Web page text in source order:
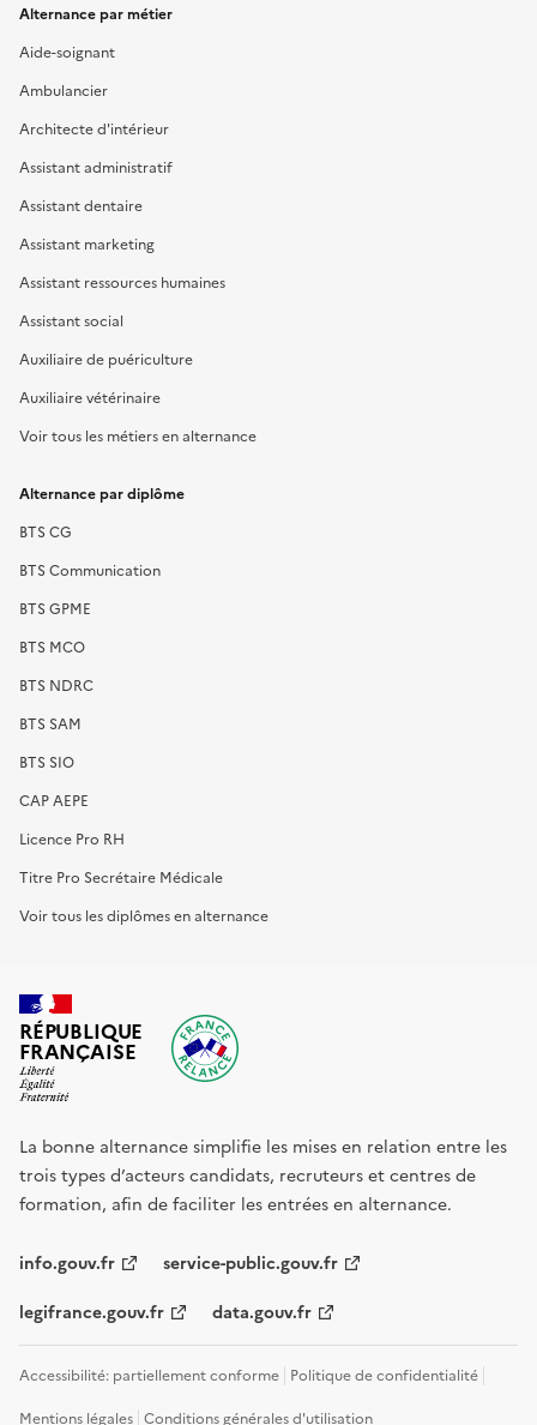
Alternance par métier
Aide-soignant
Ambulancier
Architecte d'intérieur
Assistant administratif
Assistant dentaire
Assistant marketing
Assistant ressources humaines
Assistant social
Auxiliaire de puériculture
Auxiliaire vétérinaire
Voir tous les métiers en alternance
Alternance par diplôme
BTS CG
BTS Communication
BTS GPME
BTS MCO
BTS NDRC
BTS SAM
BTS SIO
CAP AEPE
Licence Pro RH
Titre Pro Secrétaire Médicale
Voir tous les diplômes en alternance
RÉPUBLIQUE
FRANÇAISE
La bonne alternance simplifie les mises en relation entre les
trois types d’acteurs candidats, recruteurs et centres de
formation, afin de faciliter les entrées en alternance.
info.gouv.fr service-public.gouv.fr
legifrance.gouv.fr data.gouv.fr
Accessibilité: partiellement conforme Politique de confidentialité
Mentions légales Conditions générales d'utilisation